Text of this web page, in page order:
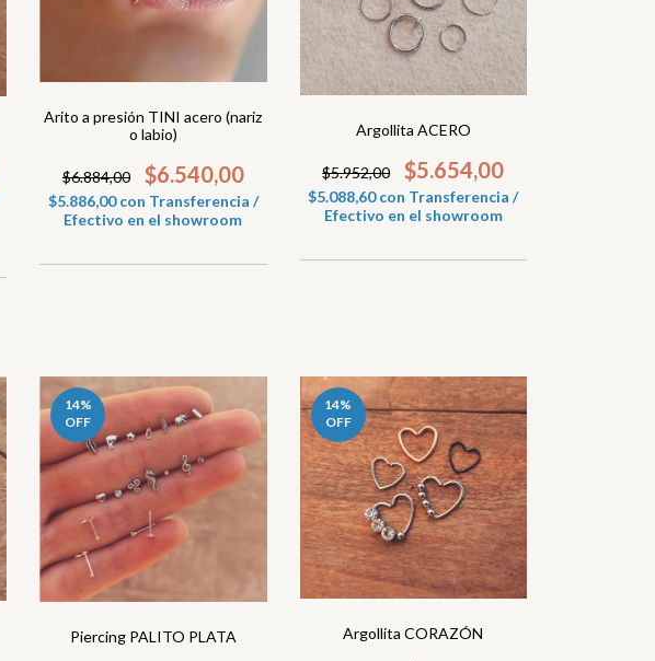
Arito a presión TINI acero (nariz
o labio)
$6.884,00 $6.540,00
$5.886,00con Transferencia /
Efectivo en el showroom
Argollita ACERO
$5.952,00 $5.654,00
$5.088,60con Transferencia /
Efectivo en el showroom
14%
OFF
Piercing PALITO PLATA
14%
OFF
Argollita CORAZÓN